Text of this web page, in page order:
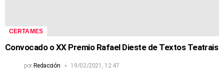
CERTAMES
Convocado o XX Premio Rafael Dieste de Textos Teatrais
por Redacción 19/02/2021, 12:47